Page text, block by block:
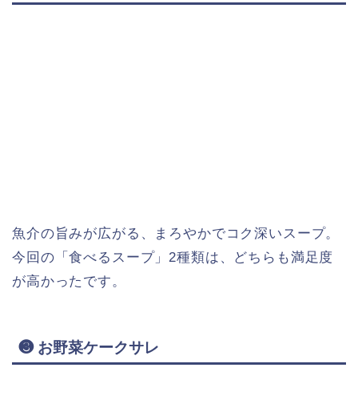
魚介の旨みが広がる、まろやかでコク深いスープ。
今回の「食べるスープ」2種類は、どちらも満足度
が高かったです。
❸ お野菜ケークサレ